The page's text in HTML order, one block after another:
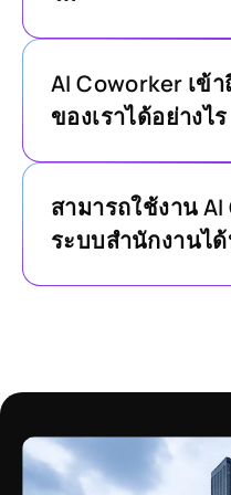
AI Coworker เข้
ของเราได้อย่างไร
สามารถใช้งาน
ระบบสำนักงานไ